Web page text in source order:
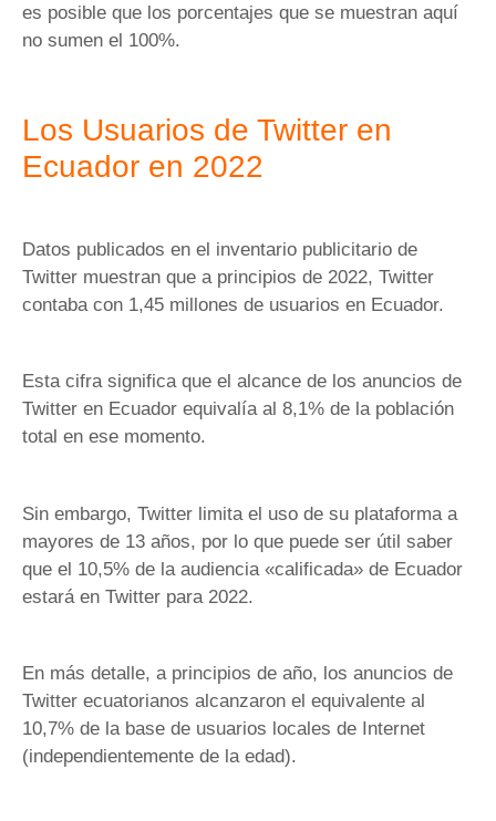
es posible que los porcentajes que se muestran aquí
no sumen el 100%.
Los Usuarios de Twitter en
Ecuador en 2022
Datos publicados en el inventario publicitario de
Twitter muestran que a principios de 2022, Twitter
contaba con 1,45 millones de usuarios en Ecuador.
Esta cifra significa que el alcance de los anuncios de
Twitter en Ecuador equivalía al 8,1% de la población
total en ese momento.
Sin embargo, Twitter limita el uso de su plataforma a
mayores de 13 años, por lo que puede ser útil saber
que el 10,5% de la audiencia «calificada» de Ecuador
estará en Twitter para 2022.
En más detalle, a principios de año, los anuncios de
Twitter ecuatorianos alcanzaron el equivalente al
10,7% de la base de usuarios locales de Internet
(independientemente de la edad).